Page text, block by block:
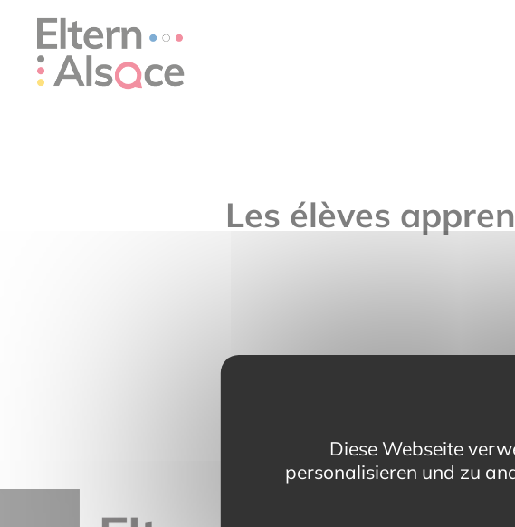
Les élèves
Diese Webseite
personalisieren und zu